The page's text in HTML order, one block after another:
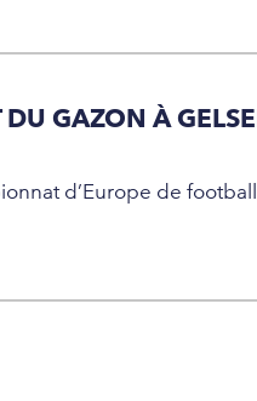
GAZON À
d’Europe de